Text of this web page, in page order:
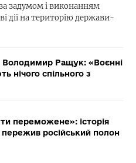
задумом і виконанням
дії на територію держави-
Володимир Ращук: «Воєнні
нічого спільного з
переможене»: історія
пережив російський полон